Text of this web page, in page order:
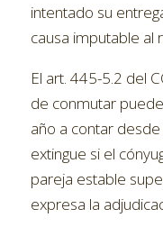
intentado su
causa imputable al
El art. 445-5.2 del
de conmutar
año a contar
extingue si el
pareja estable
expresa la